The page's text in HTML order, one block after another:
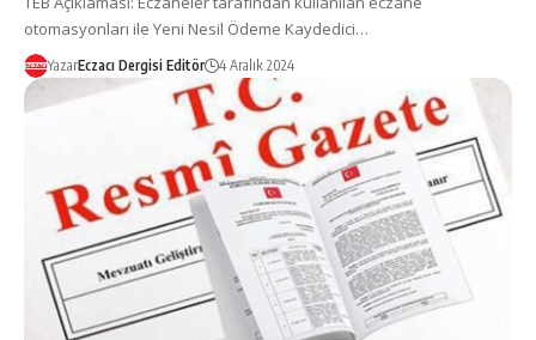
otomasyonları ile Yeni Nesil Ödeme Kaydedici…
YazarEczacı Dergisi Editör 4 Aralık 2024